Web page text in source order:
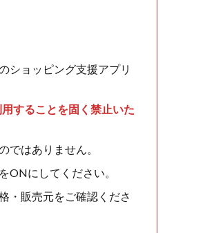
ショッピング支援アプリ
することを固く禁止いた
ではありません。
ONにしてください。
・販売元をご確認くださ